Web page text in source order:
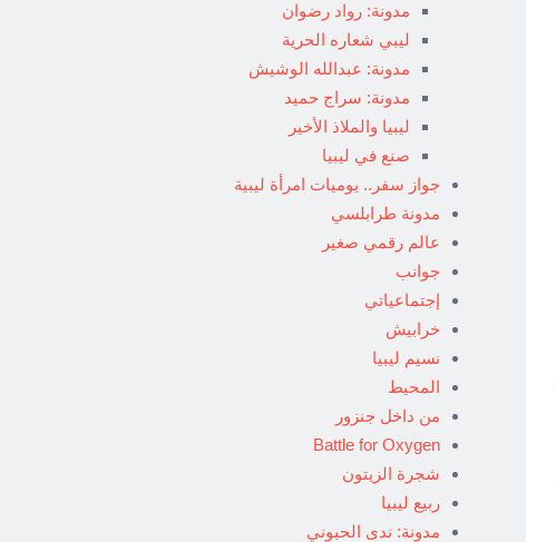
مدونة: رواد رضوان
ليبي شعاره الحرية
مدونة: عبدالله الوشيش
مدونة: سراج حميد
ليبيا والملاذ الأخير
صنع في ليبيا
جواز سفر.. يوميات امرأة ليبية
مدونة طرابلسي
عالم رقمي صغير
جوانب
إجتماعياتي
خرابيش
نسيم ليبيا
المحيط
من داخل جنزور
Battle for Oxygen
شجرة الزيتون
ربيع ليبيا
مدونة: ندى الحبوني